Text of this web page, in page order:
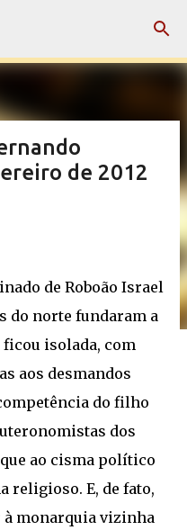
principal
de 2012
de Roboão Israel
do norte fundaram a
ficou isolada, com
aos desmandos
do filho
dos
ao cisma político
religioso. E, de fato,
à monarquia vizinha